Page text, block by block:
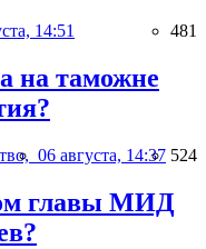
14:51 481
на таможне
06 августа, 14:37 524
главы МИД